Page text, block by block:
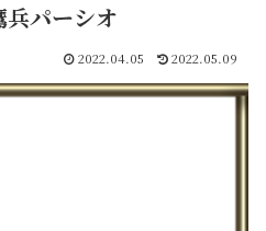
パーシオ
2022.04.05 2022.05.09